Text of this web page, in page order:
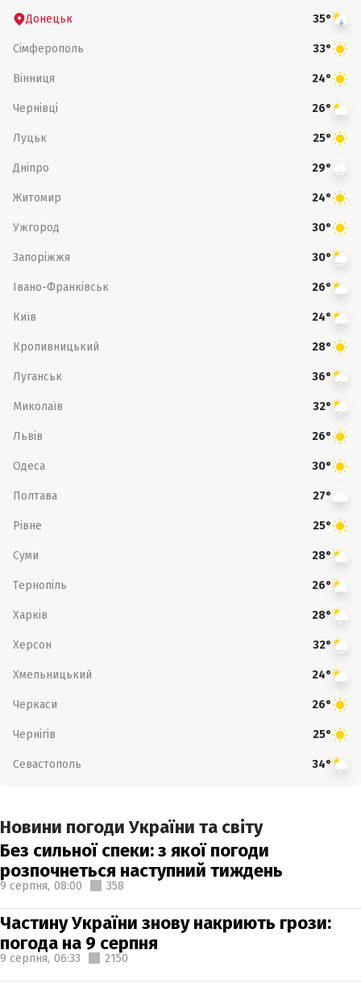
Донецьк 35°
Сімферополь 33°
Вінниця 24°
Чернівці 26°
Луцьк 25°
Дніпро 29°
Житомир 24°
Ужгород 30°
Запоріжжя 30°
Івано-Франківськ 26°
Київ 24°
Кропивницький 28°
Луганськ 36°
Миколаїв 32°
Львів 26°
Одеса 30°
Полтава 27°
Рівне 25°
Суми 28°
Тернопіль 26°
Харків 28°
Херсон 32°
Хмельницький 24°
Черкаси 26°
Чернігів 25°
Севастополь 34°
Новини погоди України та світу
Без сильної спеки: з якої погоди
розпочнеться наступний тиждень
9 серпня, 08:00 358
Частину України знову накриють грози:
погода на 9 серпня
9 серпня, 06:33 2150